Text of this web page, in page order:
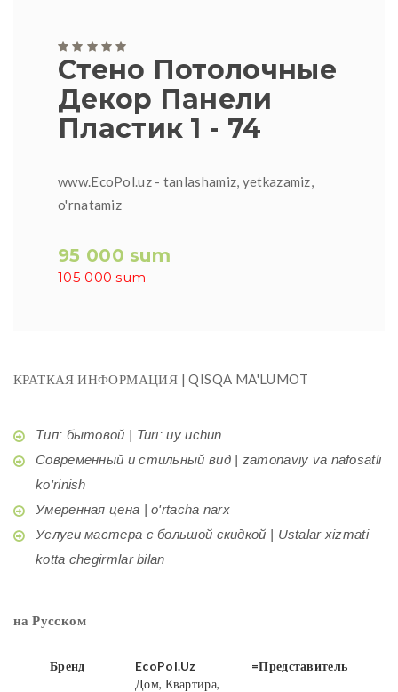
Стено Потолочные
Декор Панели
Пластик 1 - 74
www.EcoPol.uz - tanlashamiz, yetkazamiz,
o'rnatamiz
95 000 sum
105 000 sum
КРАТКАЯ ИНФОРМАЦИЯ | QISQA MA'LUMOT
Тип: бытовой | Turi: uy uchun
Современный и стильный вид | zamonaviy va nafosatli
ko'rinish
Умеренная цена | o'rtacha narx
Услуги мастера с большой скидкой | Ustalar xizmati
kotta chegirmlar bilan
на Русском
Бренд EcoPol.Uz =Представитель
Дом, Квартира,